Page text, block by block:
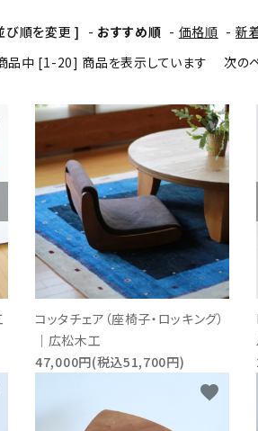
び順を変更 ] - おすすめ順 - 価格順 - 新
品中 [1-20] 商品を表示しています
次の
コッタチェア（座椅子・ロッキング）
｜広松木工
47,000円(税込51,700円)
favorite
favorite